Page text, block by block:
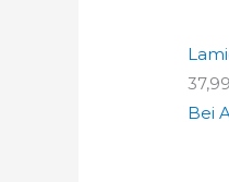
Bei